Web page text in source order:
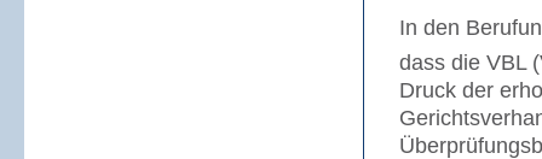
In den
dass die VBL
Druck der